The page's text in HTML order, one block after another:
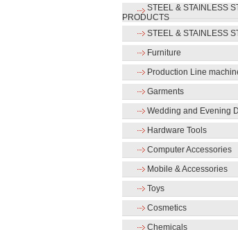
STEEL & STAINLESS
PRODUCTS
STEEL & STAINLESS
Furniture
Production Line
Garments
Wedding and Evening
Hardware Tools
Computer Accessories
Mobile & Accessories
Toys
Cosmetics
Chemicals